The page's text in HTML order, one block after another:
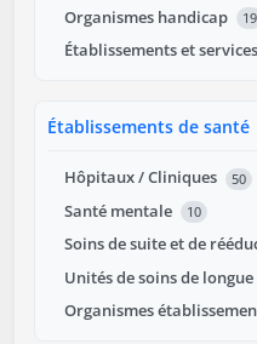
Organismes handicap 19
Établissements et
Établissements de santé
Hôpitaux / Cliniques 50
Santé mentale 10
Soins de suite et de
Unités de soins de longue
Organismes